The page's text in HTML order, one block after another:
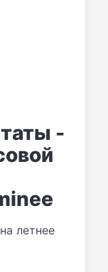
-
летнее